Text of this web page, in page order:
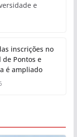
e
inscrições no
de Pontos e
é ampliado